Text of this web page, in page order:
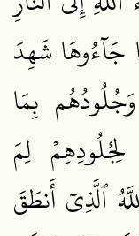
جَآءُوهَا شَهِدَ
بِمَا
لِجُلُودِهِمۡ لِمَ
ٱلَّذِيٓ أَنطَقَ